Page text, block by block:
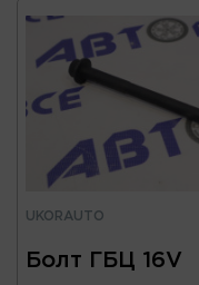
UKORAUTO
Болт ГБЦ 16V